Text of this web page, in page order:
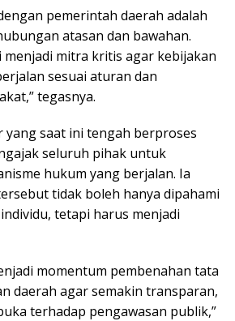
pemerintah daerah adalah
atasan dan bawahan.
menjadi mitra kritis agar kebijakan
sesuai aturan dan
tegasnya.
saat ini tengah berproses
seluruh pihak untuk
hukum yang berjalan. Ia
tidak boleh hanya dipahami
tetapi harus menjadi
momentum pembenahan tata
daerah agar semakin transparan,
terhadap pengawasan publik,”